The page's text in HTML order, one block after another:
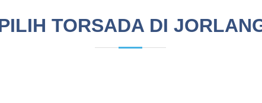
TORSADA DI